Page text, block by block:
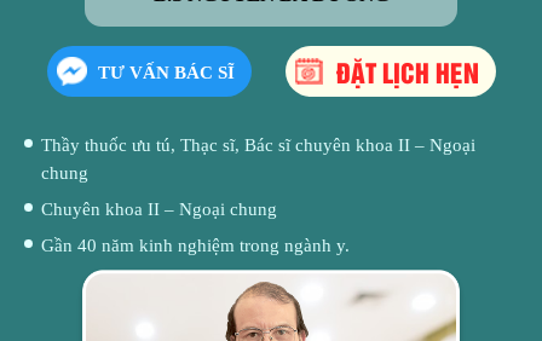
TƯ VẤN BÁC SĨ ĐẶT LỊCH HẸN
Thầy thuốc ưu tú, Thạc sĩ, Bác sĩ chuyên khoa II – Ngoại
chung
Chuyên khoa II – Ngoại chung
Gần 40 năm kinh nghiệm trong ngành y.